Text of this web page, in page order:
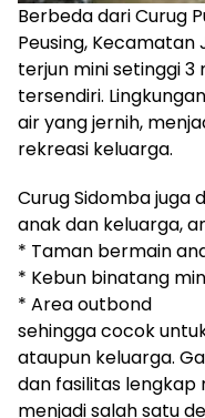
Berbeda dari Curug
Peusing,
terjun mini setinggi
tersendiri.
air yang jernih,
rekreasi keluarga.
Curug Sidomba juga
anak dan keluarga,
* Taman bermain
* Kebun binatang
* Area outbond
sehingga cocok
ataupun keluarga.
dan fasilitas lengkap
menjadi salah satu